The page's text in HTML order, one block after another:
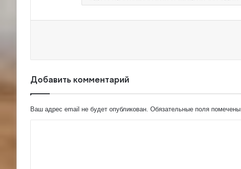
Добавить комментарий
Ваш адрес email не будет опубликован. Обязательные поля помечены